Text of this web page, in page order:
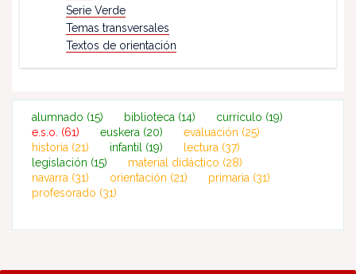
Serie Verde
Temas transversales
Textos de orientación
alumnado (15) biblioteca (14) currículo (19)
e.s.o. (61) euskera (20) evaluación (25)
historia (21) infantil (19) lectura (37)
legislación (15) material didáctico (28)
navarra (31) orientación (21) primaria (31)
profesorado (31)